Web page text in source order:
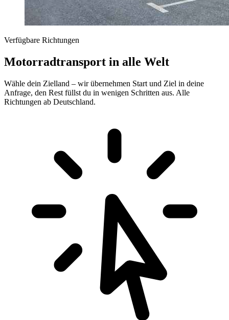
Verfügbare Richtungen
Motorradtransport in alle Welt
Wähle dein Zielland – wir übernehmen Start und Ziel in deine
Anfrage, den Rest füllst du in wenigen Schritten aus. Alle
Richtungen ab Deutschland.